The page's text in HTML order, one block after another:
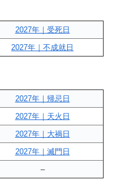
2027年｜受死日
2027年｜不成就日
2027年｜帰忌日
2027年｜天火日
2027年｜大禍日
2027年｜滅門日
–